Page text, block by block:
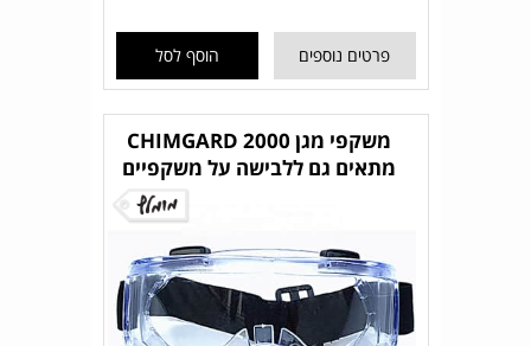
פרטים נוספים הוסף לסל
משקפי מגן CHIMGARD 2000
מתאים גם ללבישה על משקפיים